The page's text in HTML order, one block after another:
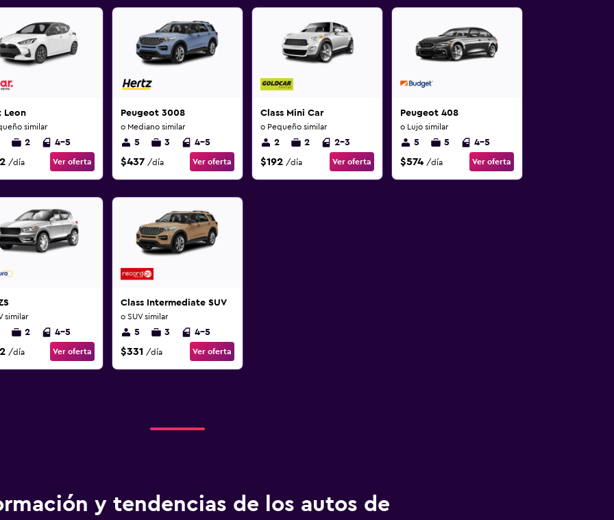
Leon
similar
2 4-5
/día Ver oferta
Peugeot 3008
o Mediano similar
5 3 4-5
$437 /día Ver oferta
Class Mini Car
o Pequeño similar
2 2 2-3
$192 /día Ver oferta
Peugeot 408
o Lujo similar
5 5 4-5
$574 /día Ver oferta
similar
2 4-5
/día Ver oferta
Class Intermediate SUV
o SUV similar
5 3 4-5
$331 /día Ver oferta
y tendencias de los autos de